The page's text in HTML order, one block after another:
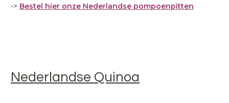
-> Bestel hier onze Nederlandse pompoenpitten
Nederlandse Quinoa